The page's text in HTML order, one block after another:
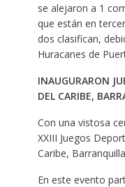
se alejaron a 1
que están en
dos clasifican,
Huracanes de
INAUGURARON
DEL CARIBE,
Con una vistosa
XXIII Juegos
Caribe,
En este evento